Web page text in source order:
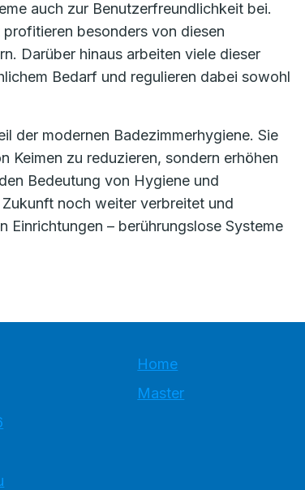
auch zur Benutzerfreundlichkeit bei.
besonders von diesen
Darüber hinaus arbeiten viele dieser
Bedarf und regulieren dabei sowohl
der modernen Badezimmerhygiene. Sie
Keimen zu reduzieren, sondern erhöhen
Bedeutung von Hygiene und
noch weiter verbreitet und
– berührungslose Systeme
Home
Master